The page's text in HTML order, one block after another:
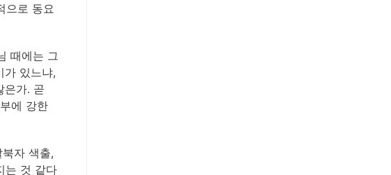
으로 동요
때에는 그
가 있느냐,
은가. 곧
에 강한
자 색출,
는 것 같다